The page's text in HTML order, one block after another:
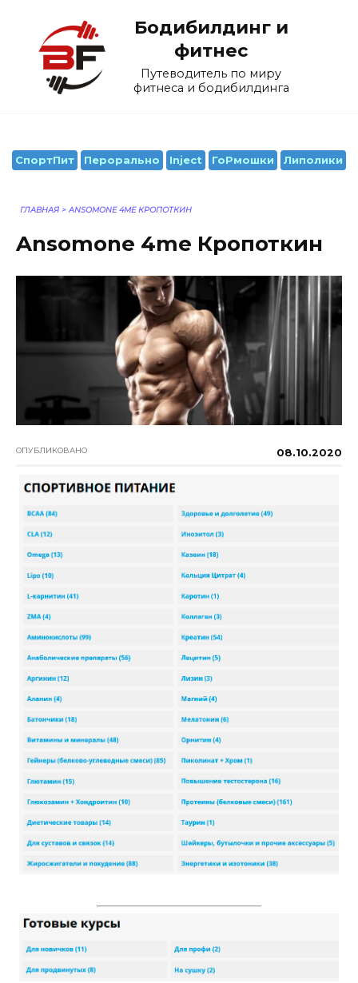
содержанию
Бодибилдинг и
фитнес
Путеводитель по миру
фитнеса и бодибилдинга
СпортПит Перорально Inject ГоРмошки Липолики
ГЛАВНАЯ > ANSOMONE 4ME КРОПОТКИН
Ansomone 4me Кропоткин
ОПУБЛИКОВАНО 08.10.2020